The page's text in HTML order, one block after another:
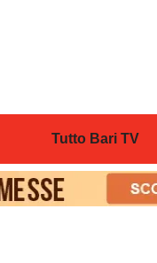
Tutto Bari TV